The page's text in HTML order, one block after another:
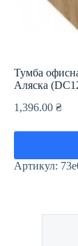
Тумба
Аляска
1,396.00 ₴
Артикул: